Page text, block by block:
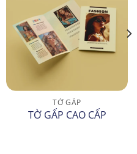
TỜ GẤP
TỜ GẤP CAO CẤP